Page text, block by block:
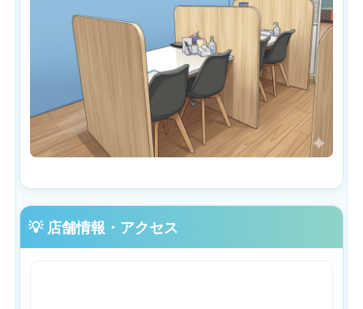
💡 店舗情報・アクセス